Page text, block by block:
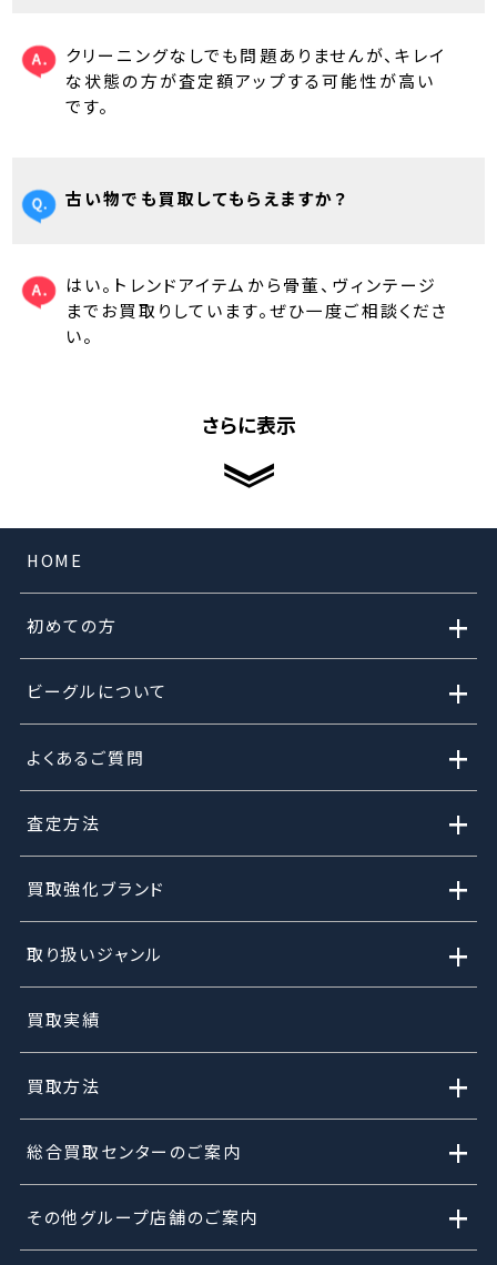
クリーニングなしでも問題ありませんが、キレイ
な状態の方が査定額アップする可能性が高い
です。
古い物でも買取してもらえますか？
はい。トレンドアイテムから骨董、ヴィンテージ
までお買取りしています。ぜひ一度ご相談くださ
い。
さらに表示
HOME
初めての方 +
ビーグルについて +
よくあるご質問 +
査定方法 +
買取強化ブランド +
取り扱いジャンル +
買取実績
買取方法 +
総合買取センターのご案内 +
その他グループ店舗のご案内 +